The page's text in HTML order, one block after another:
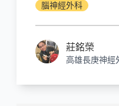
性神經髓鞘瘤是更
沾黏附近顱底神經
症。且該腫瘤自發
術中與術後的風險
的腫瘤常出現三叉
腦神經外科
莊銘榮
高雄長庚神經